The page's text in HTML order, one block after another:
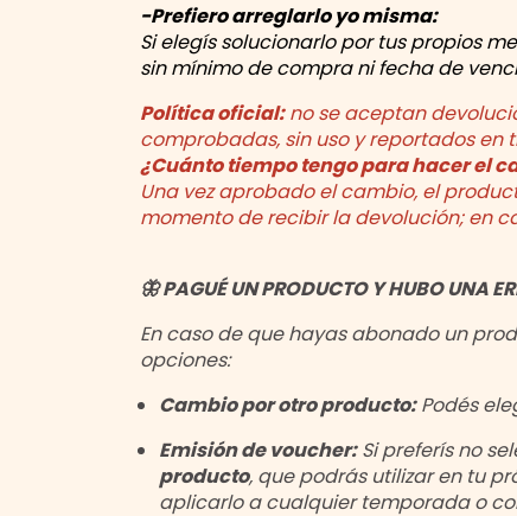
-Prefiero arreglarlo yo misma:
Si elegís solucionarlo por tus propios
sin mínimo de compra ni fecha de
Política oficial:no se aceptan
comprobadas, sin uso y reportados en
¿Cuánto tiempo tengo para hacer el
Una vez aprobado el cambio, el
momento de recibir la devolución; en
🦋 PAGUÉ UN PRODUCTO Y HUBO UNA
En caso de que hayas abonado un
opciones:
Cambio por otro producto:Podés
Emisión de voucher:Si preferís no
producto, que podrás utilizar en tu
aplicarlo a cualquier temporada o